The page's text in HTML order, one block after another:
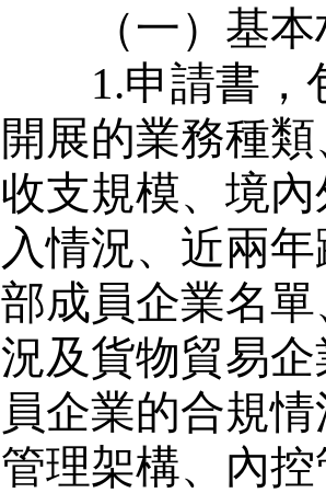
（一）基
1.申請書，
開展的業務種
收支規模、境
入情況、近兩
部成員企業名
況及貨物貿易
員企業的合規
管理架構、內